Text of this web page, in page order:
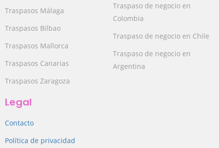
Traspasos Málaga
Traspasos Bilbao
Traspasos Mallorca
Traspasos Canarias
Traspasos Zaragoza
Traspaso de negocio en
Colombia
Traspaso de negocio en Chile
Traspaso de negocio en
Argentina
Legal
Contacto
Política de privacidad